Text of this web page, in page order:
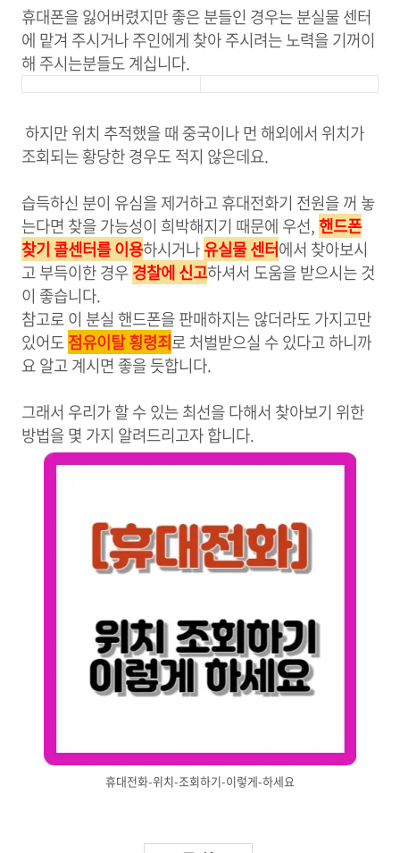
휴대폰을 잃어버렸지만 좋은 분들인 경우는 분실물 센터
에 맡겨 주시거나 주인에게 찾아 주시려는 노력을 기꺼이
해 주시는분들도 계십니다.
하지만 위치 추적했을 때 중국이나 먼 해외에서 위치가
조회되는 황당한 경우도 적지 않은데요.
습득하신 분이 유심을 제거하고 휴대전화기 전원을 꺼 놓
는다면 찾을 가능성이 희박해지기 때문에 우선,핸드폰
찾기 콜센터를 이용하시거나유실물 센터에서 찾아보시
고 부득이한 경우경찰에 신고하셔서 도움을 받으시는 것
이 좋습니다.
참고로 이 분실 핸드폰을 판매하지는 않더라도 가지고만
있어도점유이탈 횡령죄로 처벌받으실 수 있다고 하니까
요 알고 계시면 좋을 듯합니다.
그래서 우리가 할 수 있는 최선을 다해서 찾아보기 위한
방법을 몇 가지 알려드리고자 합니다.
휴대전화-위치-조회하기-이렇게-하세요